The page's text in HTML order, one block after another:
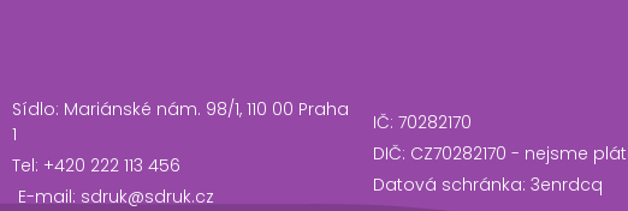
Sídlo: Mariánské nám. 98/1, 110 00 Praha
1
Tel: +420 222 113 456
E-mail: sdruk@sdruk.cz
IČ: 70282170
DIČ: CZ70282170 - nejsme
Datová schránka: 3enrdcq